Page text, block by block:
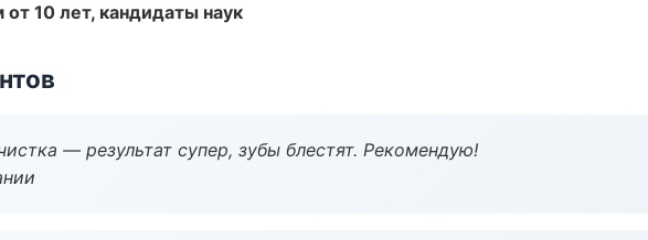
10 лет, кандидаты наук
— результат супер, зубы блестят. Рекомендую!